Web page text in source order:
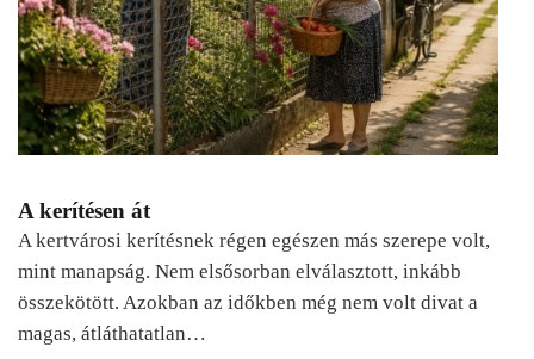
A kerítésen át
A kertvárosi kerítésnek régen egészen más szerepe volt,
mint manapság. Nem elsősorban elválasztott, inkább
összekötött. Azokban az időkben még nem volt divat a
magas, átláthatatlan…